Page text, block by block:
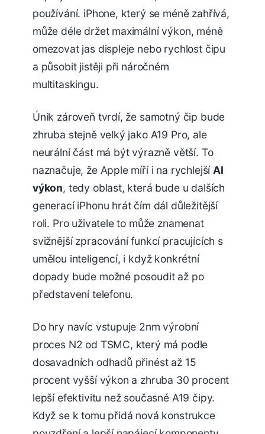
používání. iPhone, který se méně zahřívá,
může déle držet maximální výkon, méně
omezovat jas displeje nebo rychlost čipu
a působit jistěji při náročném
multitaskingu.
Únik zároveň tvrdí, že samotný čip bude
zhruba stejně velký jako A19 Pro, ale
neurální část má být výrazně větší. To
naznačuje, že Apple míří i na rychlejší AI
výkon, tedy oblast, která bude u dalších
generací iPhonu hrát čím dál důležitější
roli. Pro uživatele to může znamenat
svižnější zpracování funkcí pracujících s
umělou inteligencí, i když konkrétní
dopady bude možné posoudit až po
představení telefonu.
Do hry navíc vstupuje 2nm výrobní
proces N2 od TSMC, který má podle
dosavadních odhadů přinést až 15
procent vyšší výkon a zhruba 30 procent
lepší efektivitu než současné A19 čipy.
Když se k tomu přidá nová konstrukce